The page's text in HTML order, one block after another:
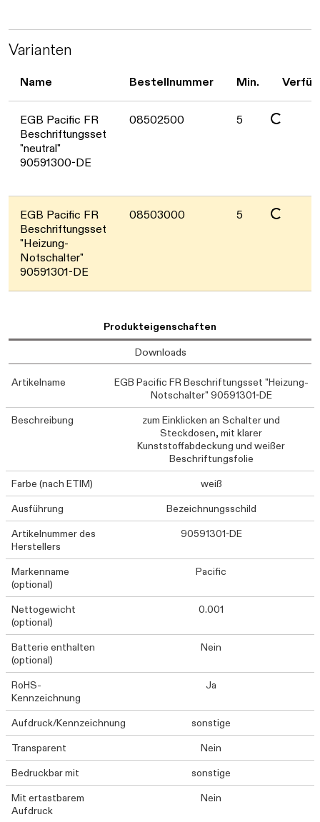
Daten werden geladen. Bitte warten...
Varianten
Name Bestellnummer Min.
EGB Pacific FR
Beschriftungsset
"neutral"
90591300-DE
08502500 5
Daten werden geladen. Bitte warten...
EGB Pacific FR
Beschriftungsset
"Heizung-
Notschalter"
90591301-DE
08503000 5
Daten werden geladen. Bitte warten...
Produkteigenschaften
Downloads
Artikelname
EGB Pacific FR Beschriftungsset "Heizung-
Notschalter" 90591301-DE
Beschreibung
zum Einklicken an Schalter und
Steckdosen, mit klarer
Kunststoffabdeckung und weißer
Beschriftungsfolie
Farbe (nach ETIM)
weiß
Ausführung
Bezeichnungsschild
Artikelnummer des
Herstellers
90591301-DE
Markenname
(optional)
Pacific
Nettogewicht
(optional)
0.001
Batterie enthalten
(optional)
Nein
RoHS-
Kennzeichnung
Ja
Aufdruck/Kennzeichnung
sonstige
Transparent
Nein
Bedruckbar mit
sonstige
Mit ertastbarem
Aufdruck
Nein